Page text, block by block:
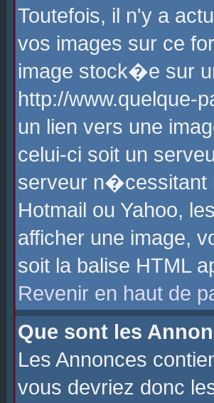
Toutefois, il n'y a
vos images sur ce
image stock�e sur
http://www.quelque-
un lien vers une
celui-ci soit un
serveur n�cessitant
Hotmail ou Yahoo,
afficher une image,
soit la balise HTML
Revenir en haut de
Que sont les
Les Annonces
vous devriez donc